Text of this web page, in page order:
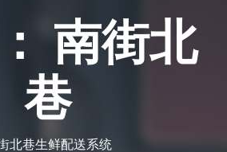
南街北
巷
北巷生鲜配送系统